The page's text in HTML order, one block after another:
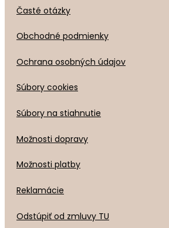
Časté otázky
Obchodné podmienky
Ochrana osobných údajov
Súbory cookies
Súbory na stiahnutie
Možnosti dopravy
Možnosti platby
Reklamácie
Odstúpiť od zmluvy TU